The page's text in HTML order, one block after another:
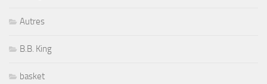
Autres
B.B. King
basket